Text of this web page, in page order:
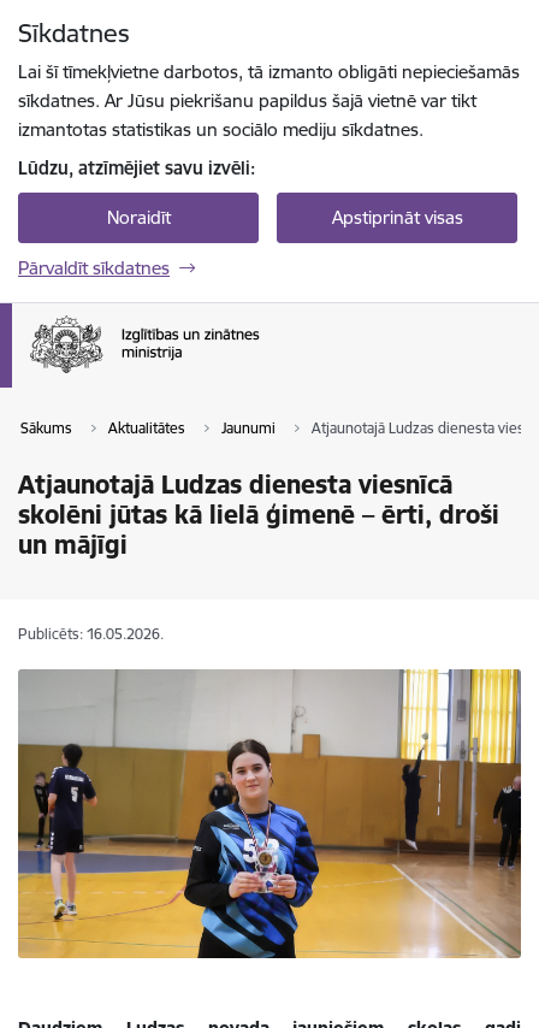
Sīkdatnes
Lai šī tīmekļvietne darbotos, tā izmanto obligāti nepieciešamās
sīkdatnes. Ar Jūsu piekrišanu papildus šajā vietnē var tikt
izmantotas statistikas un sociālo mediju sīkdatnes.
Lūdzu, atzīmējiet savu izvēli:
Noraidīt Apstiprināt visas
Pārvaldīt sīkdatnes
Sākums Aktualitātes Jaunumi Atjaunotajā Ludzas dienesta
Atjaunotajā Ludzas dienesta viesnīcā
skolēni jūtas kā lielā ģimenē – ērti, droši
un mājīgi
Publicēts: 16.05.2026.